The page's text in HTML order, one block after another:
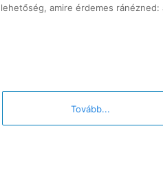
lehetőség, amire érdemes ránézned:
Tovább...